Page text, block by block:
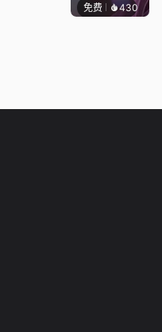
免费 430辰东